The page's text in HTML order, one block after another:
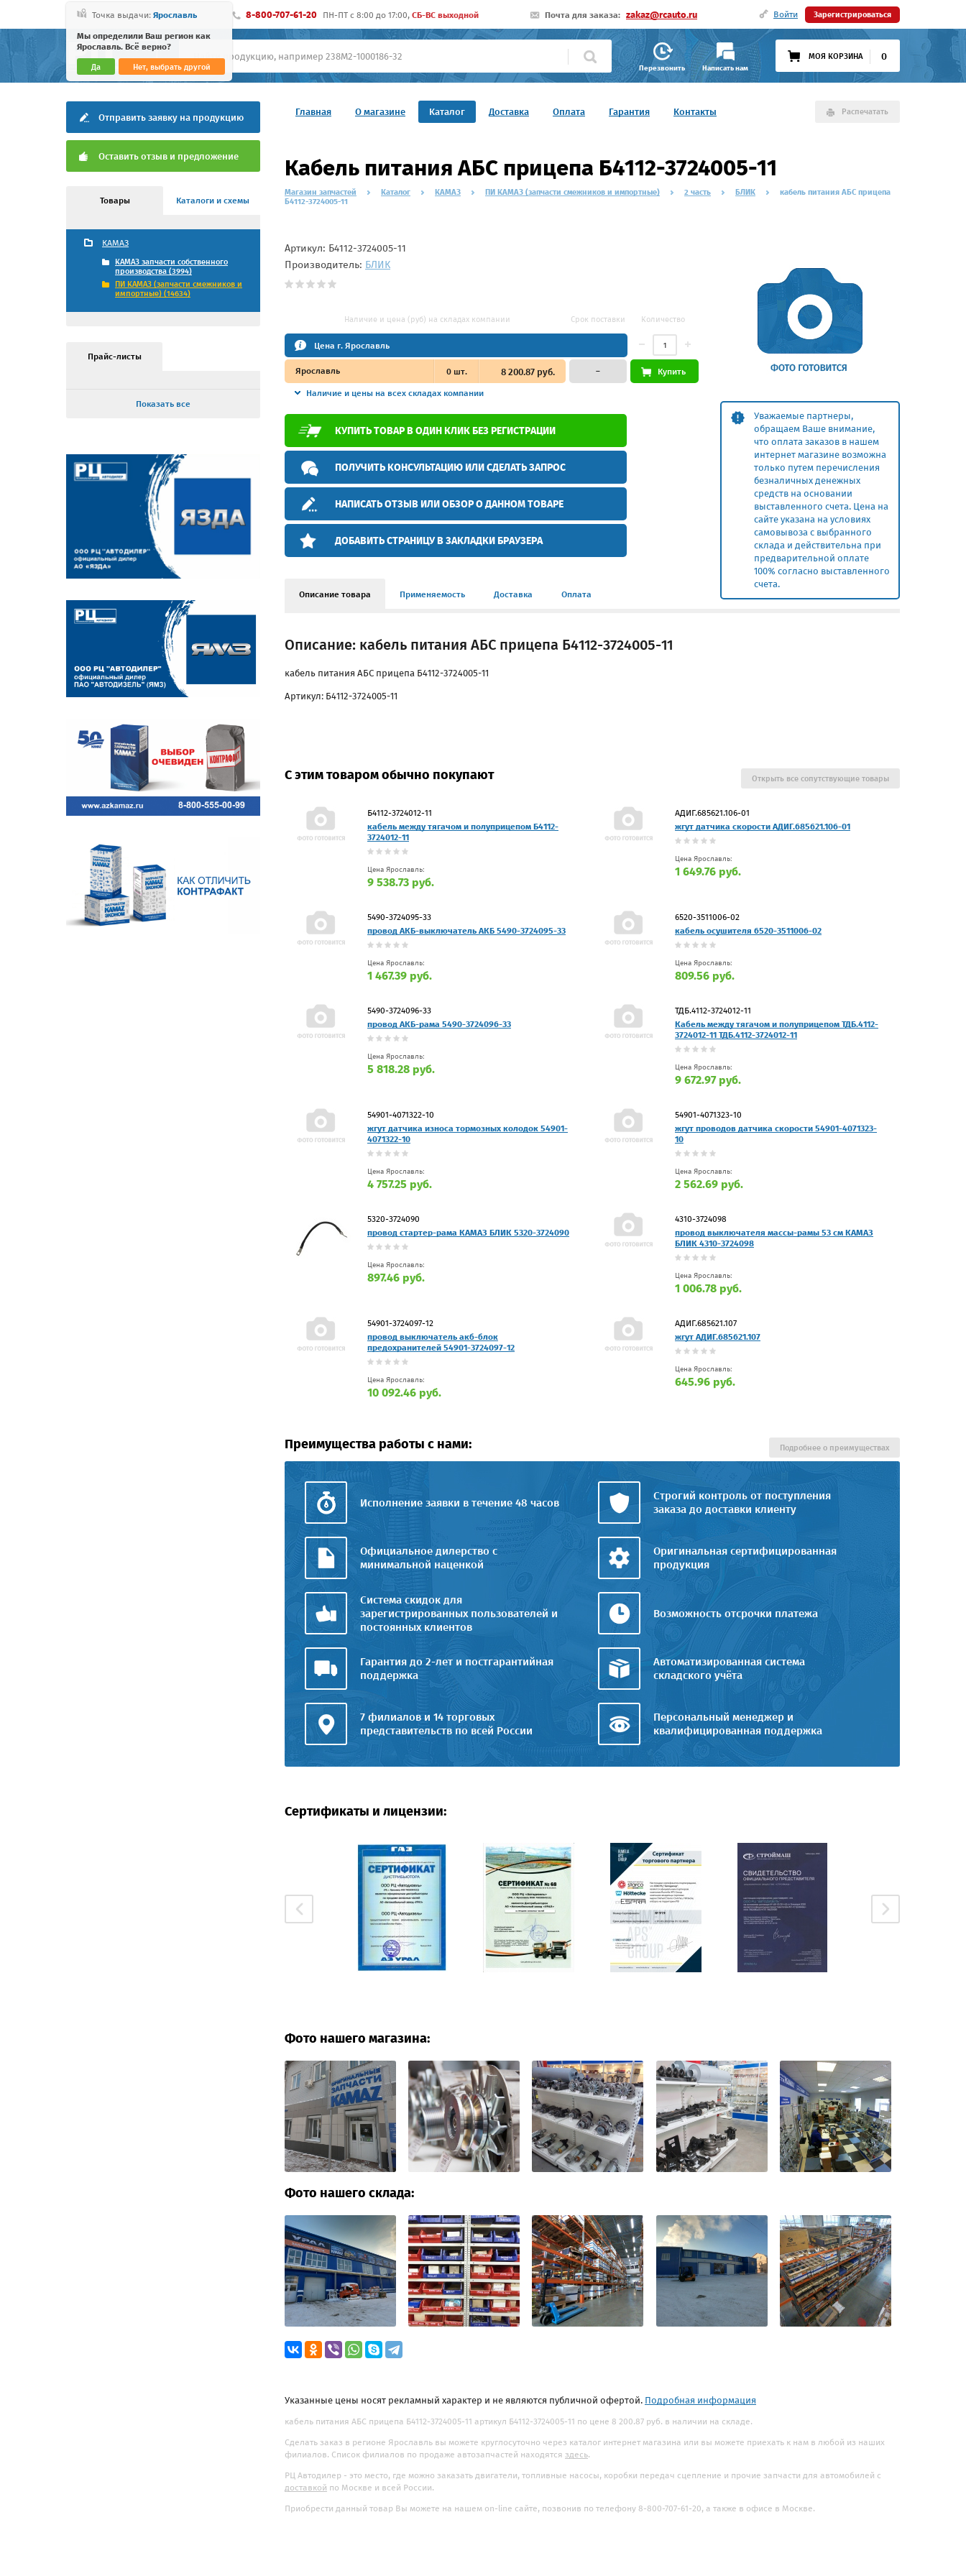
Точка выдачи: Ярославль
Мы определили Ваш регион как
Ярославль. Всё верно?
Да Нет, выбрать другой
8-800-707-61-20 ПН-ПТ c 8:00 до 17:00, СБ-ВС выходной Почта для заказа: zakaz@rcauto.ru Войти Зарегистрироваться
Перезвонить Написать нам
МОЯ КОРЗИНА 0
Главная О магазине Каталог Доставка Оплата Гарантия Контакты Распечатать
Отправить заявку на продукцию
Оставить отзыв и предложение
Товары Каталоги и схемы
КАМАЗ
КАМАЗ запчасти собственного
производства (3994)
ПИ КАМАЗ (запчасти смежников и
импортные) (14634)
Прайс-листы
Показать все
Кабель питания АБС прицепа Б4112-3724005-11
Магазин запчастей Каталог КАМАЗ ПИ КАМАЗ (запчасти смежников и импортные) 2 часть БЛИК
кабель питания АБС прицепа
Б4112-3724005-11
Уважаемые партнеры,
обращаем Ваше внимание,
что оплата заказов в нашем
интернет магазине возможна
только путем перечисления
безналичных денежных
средств на основании
выставленного счета. Цена на
сайте указана на условиях
самовывоза с выбранного
склада и действительна при
предварительной оплате
100% согласно выставленного
счета.
Артикул: Б4112-3724005-11
Производитель: БЛИК
Наличие и цена (руб) на складах компании Срок поставки Количество
Цена г. Ярославль
Ярославль 0шт. 8 200.87 руб.
Наличие и цены на всех складах компании
– Купить
КУПИТЬ ТОВАР В ОДИН КЛИК БЕЗ РЕГИСТРАЦИИ
ПОЛУЧИТЬ КОНСУЛЬТАЦИЮ ИЛИ СДЕЛАТЬ ЗАПРОС
НАПИСАТЬ ОТЗЫВ ИЛИ ОБЗОР О ДАННОМ ТОВАРЕ
ДОБАВИТЬ СТРАНИЦУ В ЗАКЛАДКИ БРАУЗЕРА
Описание товара Применяемость Доставка Оплата
Описание: кабель питания АБС прицепа Б4112-3724005-11
кабель питания АБС прицепа Б4112-3724005-11
Артикул: Б4112-3724005-11
С этим товаром обычно покупают
Б4112-3724012-11
кабель между тягачом и полуприцепом Б4112-
3724012-11
Цена Ярославль:
9 538.73 руб.
АДИГ.685621.106-01
жгут датчика скорости АДИГ.685621.106-01
Цена Ярославль:
1 649.76 руб.
5490-3724095-33
провод АКБ-выключатель АКБ 5490-3724095-33
Цена Ярославль:
1 467.39 руб.
6520-3511006-02
кабель осушителя 6520-3511006-02
Цена Ярославль:
809.56 руб.
5490-3724096-33
провод АКБ-рама 5490-3724096-33
Цена Ярославль:
5 818.28 руб.
ТДБ.4112-3724012-11
Кабель между тягачом и полуприцепом ТДБ.4112-
3724012-11 ТДБ.4112-3724012-11
Цена Ярославль:
9 672.97 руб.
54901-4071322-10
жгут датчика износа тормозных колодок 54901-
4071322-10
Цена Ярославль:
4 757.25 руб.
54901-4071323-10
жгут проводов датчика скорости 54901-4071323-
10
Цена Ярославль:
2 562.69 руб.
5320-3724090
провод стартер-рама КАМАЗ БЛИК 5320-3724090
Цена Ярославль:
897.46 руб.
4310-3724098
провод выключателя массы-рамы 53 см КАМАЗ
БЛИК 4310-3724098
Цена Ярославль:
1 006.78 руб.
54901-3724097-12
провод выключатель акб-блок
предохранителей 54901-3724097-12
Цена Ярославль:
10 092.46 руб.
АДИГ.685621.107
жгут АДИГ.685621.107
Цена Ярославль:
645.96 руб.
Открыть все сопутствующие товары
Преимущества работы с нами:
Исполнение заявки в течение 48 часов
Строгий контроль от поступления
заказа до доставки клиенту
Официальное дилерство с
минимальной наценкой
Оригинальная сертифицированная
продукция
Система скидок для
зарегистрированных пользователей и
постоянных клиентов
Возможность отсрочки платежа
Гарантия до 2-лет и постгарантийная
поддержка
Автоматизированная система
складского учёта
7 филиалов и 14 торговых
представительств по всей России
Персональный менеджер и
квалифицированная поддержка
Подробнее о преимуществах
Сертификаты и лицензии:
Фото нашего магазина:
Фото нашего склада:
Указанные цены носят рекламный характер и не являются публичной офертой. Подробная информация
кабель питания АБС прицепа Б4112-3724005-11 артикул Б4112-3724005-11 по цене 8 200.87 руб. в наличии на складе.
Сделать заказ в регионе Ярославль вы можете круглосуточно через каталог интернет магазина или вы можете приехать к нам в любой из наших
филиалов. Список филиалов по продаже автозапчастей находятся здесь.
РЦ Автодилер - это место, где можно заказать двигатели, топливные насосы, коробки передач сцепление и прочие запчасти для автомобилей с
доставкой по Москве и всей России.
Приобрести данный товар Вы можете на нашем on-line сайте, позвонив по телефону 8-800-707-61-20, а также в офисе в Москве.